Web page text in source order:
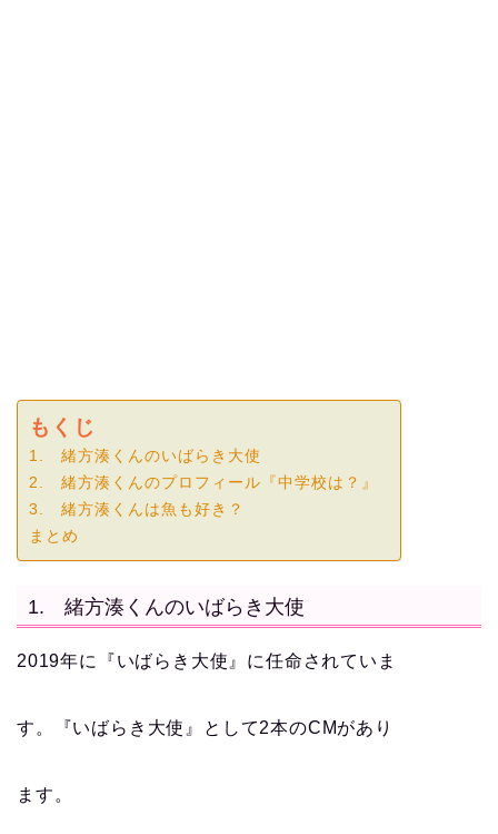
もくじ
1. 緒方湊くんのいばらき大使
2. 緒方湊くんのプロフィール『中学校は？』
3. 緒方湊くんは魚も好き？
まとめ
1. 緒方湊くんのいばらき大使
2019年に『いばらき大使』に任命されていま
す。『いばらき大使』として2本のCMがあり
ます。